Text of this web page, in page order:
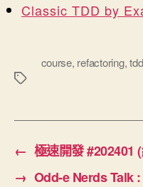
Classic TDD by
course, refactoring,tdd
← 極速開發 #202401
→ Odd-e Nerds Talk